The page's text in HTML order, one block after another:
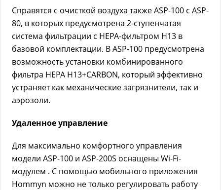
Справятся с очисткой воздуха также ASP-100 с ASP-
80, в которых предусмотрена 2-ступенчатая
система фильтрации с НЕРА-фильтром Н13 в
базовой комплектации. В ASP-100 предусмотрена
возможность установки комбинированного
фильтра НЕРА Н13+CARBON, который эффективно
устраняет как механические загрязнители, так и
аэрозоли.
Удаленное управление
Для максимально комфортного управления
модели ASP-100 и ASP-200S оснащены Wi-Fi-
модулем . С помощью мобильного приложения
Hommyn можно не только регулировать работу